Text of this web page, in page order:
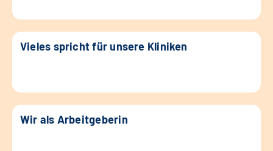
Vieles spricht für unsere Kliniken
Wir als Arbeitgeberin